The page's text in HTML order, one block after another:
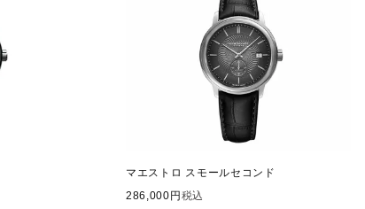
マエストロ スモールセコンド
286,000
税込